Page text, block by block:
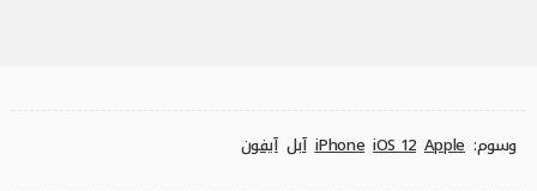
وسوم: Apple
iOS 12
iPhone آبل آيفون